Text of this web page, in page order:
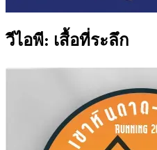
วีไอพี: เสื้อที่ระลึก